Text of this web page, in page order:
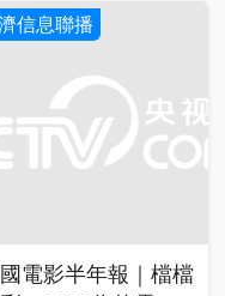
電影半年報｜檔檔
信息聯播